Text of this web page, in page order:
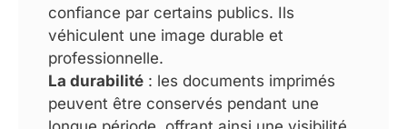
confiance par certains publics. Ils
véhiculent une image durable et
professionnelle.
La durabilité : les documents imprimés
peuvent être conservés pendant une